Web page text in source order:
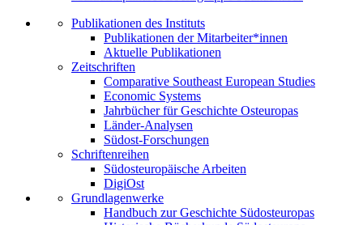
Publikationen des Instituts
Publikationen der Mitarbeiter*innen
Aktuelle Publikationen
Zeitschriften
Comparative Southeast European Studies
Economic Systems
Jahrbücher für Geschichte Osteuropas
Länder-Analysen
Südost-Forschungen
Schriftenreihen
Südosteuropäische Arbeiten
DigiOst
Grundlagenwerke
Handbuch zur Geschichte Südosteuropas